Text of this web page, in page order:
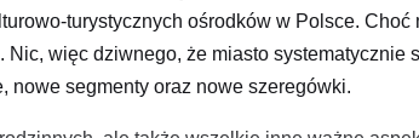
turystycznych ośrodków w Polsce. Choć
więc dziwnego, że miasto systematycznie
nowe segmenty oraz nowe szeregówki.